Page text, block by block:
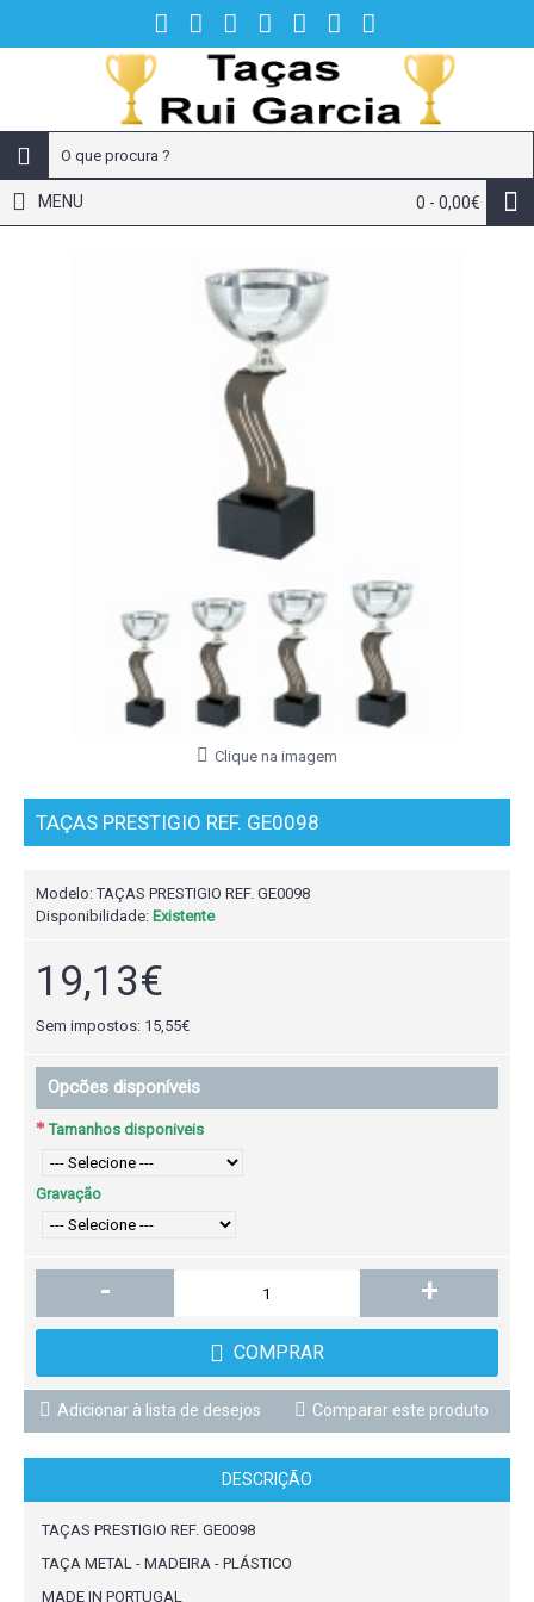
0 - 0,00€
MENU
Clique na imagem
TAÇAS PRESTIGIO REF. GE0098
Modelo:TAÇAS PRESTIGIO REF. GE0098
Disponibilidade: Existente
19,13€
Sem impostos: 15,55€
Opcões disponíveis
Tamanhos disponiveis
Gravação
- +
COMPRAR
Adicionar à lista de desejos Comparar este produto
DESCRIÇÃO
TAÇAS PRESTIGIO REF. GE0098
TAÇA METAL - MADEIRA - PLÁSTICO
MADE IN PORTUGAL